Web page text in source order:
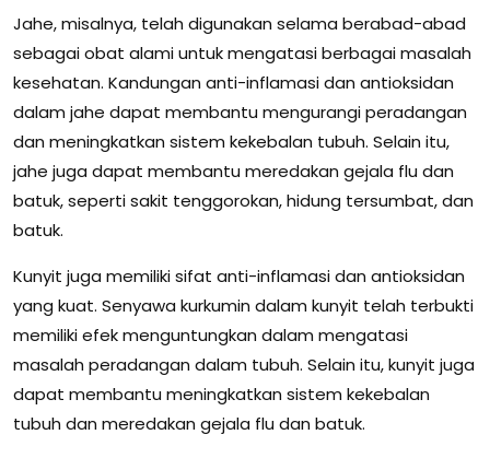
Jahe, misalnya, telah digunakan selama berabad-abad
sebagai obat alami untuk mengatasi berbagai masalah
kesehatan. Kandungan anti-inflamasi dan antioksidan
dalam jahe dapat membantu mengurangi peradangan
dan meningkatkan sistem kekebalan tubuh. Selain itu,
jahe juga dapat membantu meredakan gejala flu dan
batuk, seperti sakit tenggorokan, hidung tersumbat, dan
batuk.
Kunyit juga memiliki sifat anti-inflamasi dan antioksidan
yang kuat. Senyawa kurkumin dalam kunyit telah terbukti
memiliki efek menguntungkan dalam mengatasi
masalah peradangan dalam tubuh. Selain itu, kunyit juga
dapat membantu meningkatkan sistem kekebalan
tubuh dan meredakan gejala flu dan batuk.